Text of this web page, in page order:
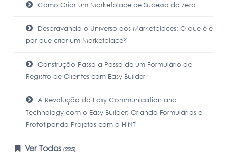
Como Criar um Marketplace de Sucesso do Zero
Desbravando o Universo dos Marketplaces: O que é e
por que criar um Marketplace?
Construção Passo a Passo de um Formulário de
Registro de Clientes com Easy Builder
A Revolução da Easy Communication and
Technology com o Easy Builder: Criando Formulários e
Prototipando Projetos com o HINT
Ver Todos (225)